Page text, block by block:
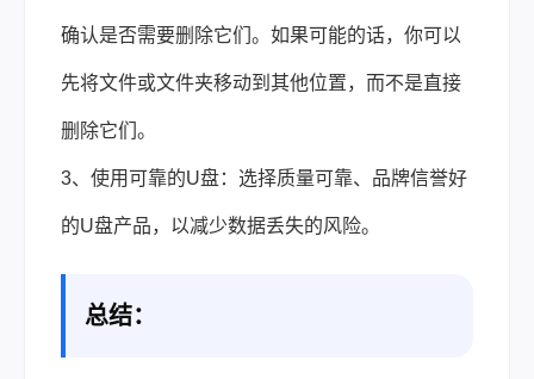
确认是否需要删除它们。如果可能的话，你可以
先将文件或文件夹移动到其他位置，而不是直接
删除它们。
3、使用可靠的U盘：选择质量可靠、品牌信誉好
的U盘产品，以减少数据丢失的风险。
总结：